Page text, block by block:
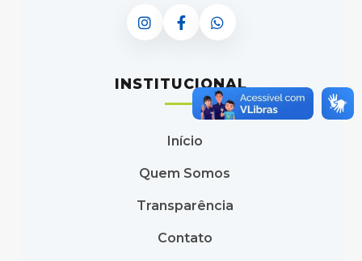
INSTITUCIONAL
Início
Quem Somos
Transparência
Contato